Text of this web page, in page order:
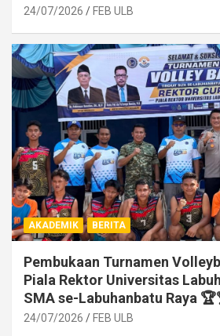
24/07/2026 FEB ULB
AKADEMIK BERITA
Pembukaan Turnamen
Piala Rektor Universitas
SMA se-Labuhanbatu Raya
24/07/2026 FEB ULB